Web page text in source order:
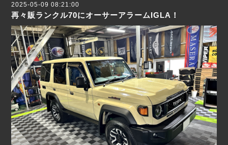
2025-05-09 08:21:00
再々販ランクル70にオーサーアラームIGLA！